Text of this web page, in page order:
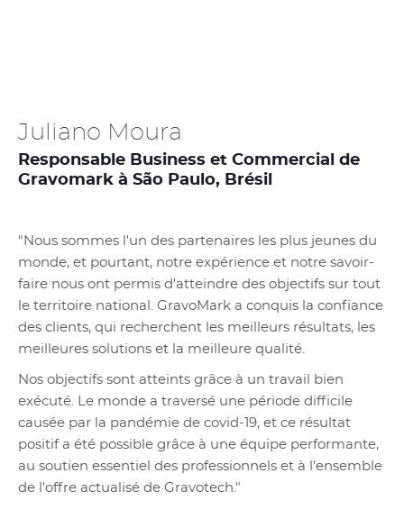
Juliano Moura
Responsable Business et Commercial de
Gravomark à São Paulo, Brésil
"Nous sommes l'un des partenaires les plus jeunes du
monde, et pourtant, notre expérience et notre savoir-
faire nous ont permis d'atteindre des objectifs sur tout
le territoire national. GravoMark a conquis la confiance
des clients, qui recherchent les meilleurs résultats, les
meilleures solutions et la meilleure qualité.
Nos objectifs sont atteints grâce à un travail bien
exécuté. Le monde a traversé une période difficile
causée par la pandémie de covid-19, et ce résultat
positif a été possible grâce à une équipe performante,
au soutien essentiel des professionnels et à l'ensemble
de l'offre actualisé de Gravotech."